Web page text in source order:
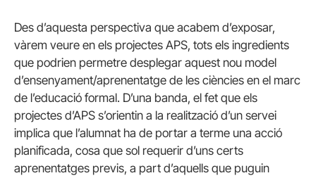
Des d’aquesta perspectiva que acabem d’exposar,
vàrem veure en els projectes APS, tots els ingredients
que podrien permetre desplegar aquest nou model
d’ensenyament/aprenentatge de les ciències en el marc
de l’educació formal. D’una banda, el fet que els
projectes d’APS s’orientin a la realització d’un servei
implica que l’alumnat ha de portar a terme una acció
planificada, cosa que sol requerir d’uns certs
aprenentatges previs, a part d’aquells que puguin